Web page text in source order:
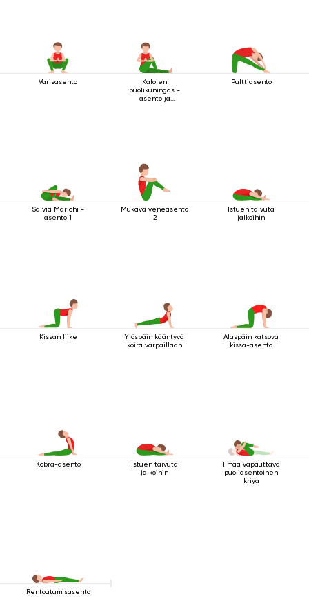
Varisasento
Kalojen
puolikuningas -
asento ja
Pulttiasento
Salvia Marichi -
asento 1
Mukava veneasento
2
Istuen taivuta
jalkoihin
Kissan liike
Ylöspäin kääntyvä
koira varpaillaan
Alaspäin katsova
kissa-asento
Kobra-asento
Istuen taivuta
jalkoihin
Ilmaa vapauttava
puoliasentoinen
kriya
Rentoutumisasento